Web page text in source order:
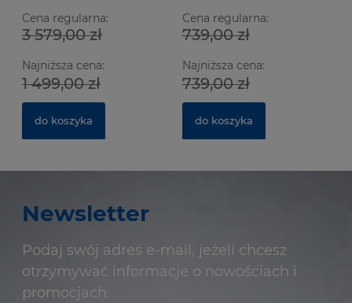
Cena regularna:
3 579,00 zł
Najniższa cena:
1 499,00 zł
do koszyka
Cena regularna:
739,00 zł
Najniższa cena:
739,00 zł
do koszyka
Newsletter
Podaj swój adres e-mail, jeżeli chcesz
otrzymywać informacje o nowościach i
promocjach.